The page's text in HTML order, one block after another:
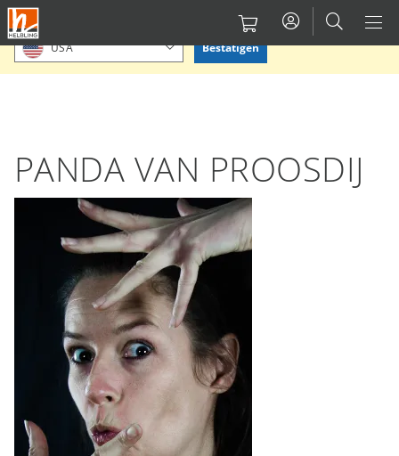
Direkt
zum
Inhalt
Bitte Standort bestätigen oder einen anderen auswählen.
USA Bestätigen
PANDA VAN PROOSDIJ